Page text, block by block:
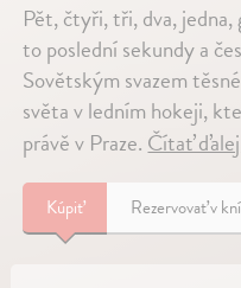
Pět, čtyři, tři, dva,
to poslední sekundy a
Sovětským svazem
světa v ledním hokeji,
právě v Praze.Čítať
Kúpiť Rezervovať v